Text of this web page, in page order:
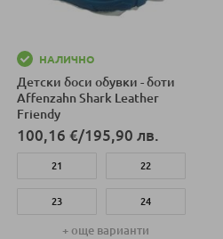
НАЛИЧНО
Детски боси обувки - боти
Affenzahn Shark Leather
Friendy
100,16 €/195,90 лв.
21 22
23 24
+ още варианти